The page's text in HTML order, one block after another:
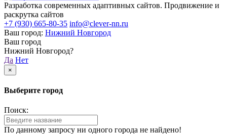
Разработка современных адаптивных сайтов. Продвижение и
раскрутка сайтов
+7 (930) 665-80-35 info@clever-nn.ru
Ваш город: Нижний Новгород
Ваш город
Нижний Новгород?
Да Нет
×
Выберите город
Поиск:
По данному запросу ни одного города не найдено!